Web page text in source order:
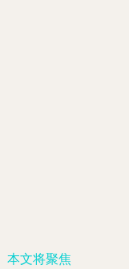
本文将聚焦